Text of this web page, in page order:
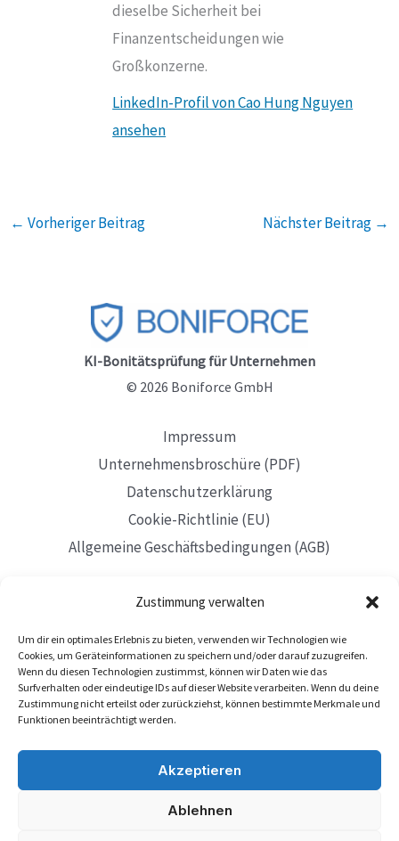
Zustimmung verwalten
Um dir ein optimales Erlebnis zu bieten, verwenden wir Technologien wie
Cookies, um Geräteinformationen zu speichern und/oder darauf zuzugreifen.
Wenn du diesen Technologien zustimmst, können wir Daten wie das
Surfverhalten oder eindeutige IDs auf dieser Website verarbeiten. Wenn du deine
Zustimmung nicht erteilst oder zurückziehst, können bestimmte Merkmale und
Funktionen beeinträchtigt werden.
Akzeptieren
Ablehnen
dieselbe Sicherheit bei
Finanzentscheidungen wie
Großkonzerne.
LinkedIn-Profil von Cao Hung Nguyen
ansehen
← Vorheriger Beitrag Nächster Beitrag →
KI-Bonitätsprüfung für Unternehmen
© 2026 Boniforce GmbH
Impressum
Unternehmensbroschüre (PDF)
Datenschutzerklärung
Cookie-Richtlinie (EU)
Allgemeine Geschäftsbedingungen (AGB)
Mit Sitz in Düsseldorf